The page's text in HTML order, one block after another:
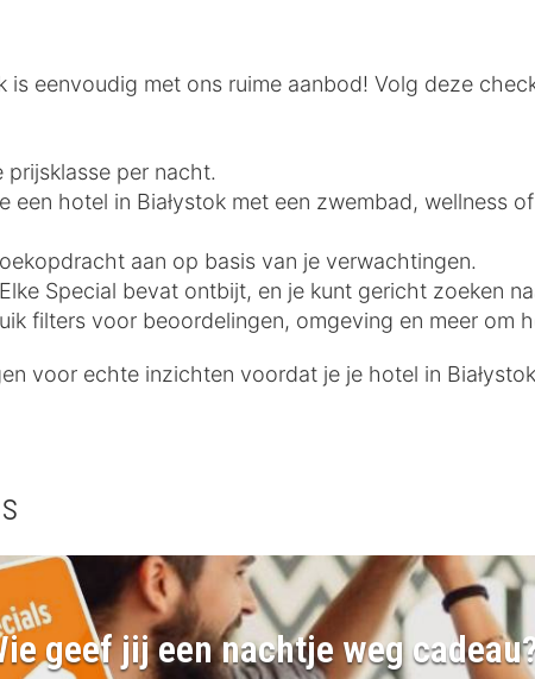
is eenvoudig met ons ruime aanbod! Volg deze
per nacht.
een hotel in Białystok met een zwembad, wellness
aan op basis van je verwachtingen.
Special bevat ontbijt, en je kunt gericht zoeken
filters voor beoordelingen, omgeving en meer om
voor echte inzichten voordat je je hotel in
geef jij een nachtje weg